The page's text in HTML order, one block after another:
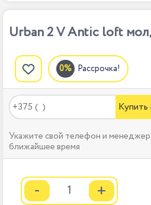
Urban 2 V Antic loft
Рассрочка!
Купить
Укажите свой телефон и менеджер
ближайшее время
- +